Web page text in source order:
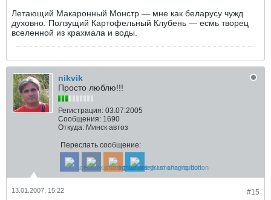
Летающий Макаронный Монстр — мне как беларусу чужд
духовно. Ползущий Картофельный Клубень — есмь творец
вселенной из крахмала и воды.
nikvik
Просто люблю!!!
Регистрация: 03.07.2005
Сообщения: 1690
Откуда: Минск автоз
Переслать сообщение:
#15
13.01.2007, 15:22